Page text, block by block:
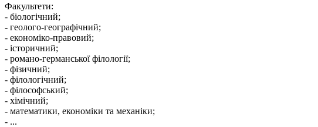
Факультети:
- біологічний;
- геолого-географічний;
- економіко-правовий;
- історичний;
- романо-германської філології;
- фізичний;
- філологічний;
- філософський;
- хімічний;
- математики, економіки та механіки;
- ...